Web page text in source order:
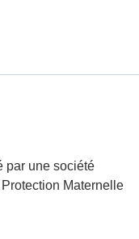
par une société
Maternelle